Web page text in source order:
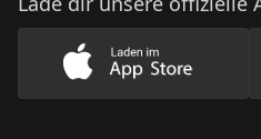
Lade unsere